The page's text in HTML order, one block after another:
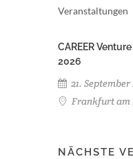
Veranstaltungen
CAREER
2026
21. September
Frankfurt am
NÄCHSTE